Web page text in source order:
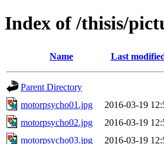
Index of /thisis/
Name Last
Parent Directory
motorpsycho01.jpg
2016-03-19
motorpsycho02.jpg
2016-03-19
motorpsycho03.jpg
2016-03-19